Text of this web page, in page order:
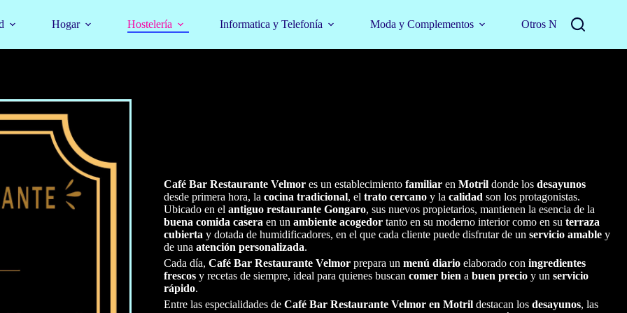
Hogar Hostelería Informatica y Telefonía Moda y Complementos Otros Negocios
Café Bar Restaurante Velmor es un establecimiento familiar en Motril donde los desayunos
desde primera hora, la cocina tradicional, el trato cercano y la calidad son los protagonistas.
Ubicado en el antiguo restaurante Gongaro, sus nuevos propietarios, mantienen la esencia de la
buena comida casera en un ambiente acogedor tanto en su moderno interior como en su terraza
cubierta y dotada de humidificadores, en el que cada cliente puede disfrutar de un servicio amable y
de una atención personalizada.
Cada día, Café Bar Restaurante Velmor prepara un menú diario elaborado con ingredientes
frescos y recetas de siempre, ideal para quienes buscan comer bien a buen precio y un servicio
rápido.
Entre las especialidades de Café Bar Restaurante Velmor en Motril destacan los desayunos, las